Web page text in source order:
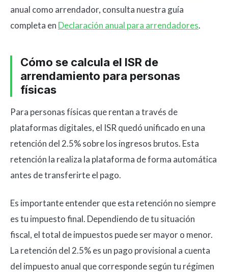
anual como arrendador, consulta nuestra guía
completa en Declaración anual para arrendadores.
Cómo se calcula el ISR de
arrendamiento para personas
físicas
Para personas físicas que rentan a través de
plataformas digitales, el ISR quedó unificado en una
retención del 2.5% sobre los ingresos brutos. Esta
retención la realiza la plataforma de forma automática
antes de transferirte el pago.
Es importante entender que esta retención no siempre
es tu impuesto final. Dependiendo de tu situación
fiscal, el total de impuestos puede ser mayor o menor.
La retención del 2.5% es un pago provisional a cuenta
del impuesto anual que corresponde según tu régimen